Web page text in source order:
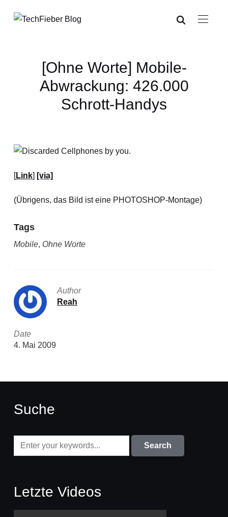
[Ohne Worte] Mobile-
Abwrackung: 426.000
Schrott-Handys
[Link] [via]
(Übrigens, das Bild ist eine PHOTOSHOP-Montage)
Tags
Mobile, Ohne Worte
Author
Reah
Date
4. Mai 2009
Suche
Letzte Videos